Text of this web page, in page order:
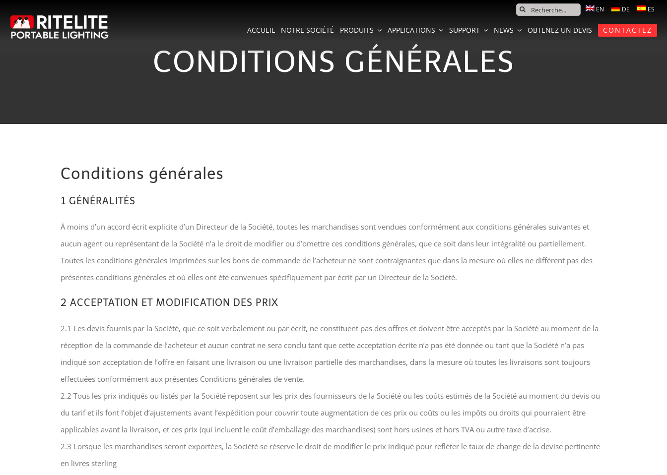
content
SEARCH
ACCUEIL NOTRE SOCIÉTÉ PRODUITS APPLICATIONS SUPPORT NEWS OBTENEZ UN DEVIS CONTACTEZ
CONDITIONS GÉNÉRALES
Conditions générales
1 GÉNÉRALITÉS
À moins d’un accord écrit explicite d’un Directeur de la Société, toutes les marchandises sont vendues conformément aux conditions générales suivantes et
aucun agent ou représentant de la Société n’a le droit de modifier ou d’omettre ces conditions générales, que ce soit dans leur intégralité ou partiellement.
Toutes les conditions générales imprimées sur les bons de commande de l’acheteur ne sont contraignantes que dans la mesure où elles ne diffèrent pas des
présentes conditions générales et où elles ont été convenues spécifiquement par écrit par un Directeur de la Société.
2 ACCEPTATION ET MODIFICATION DES PRIX
2.1 Les devis fournis par la Société, que ce soit verbalement ou par écrit, ne constituent pas des offres et doivent être acceptés par la Société au moment de la
réception de la commande de l’acheteur et aucun contrat ne sera conclu tant que cette acceptation écrite n’a pas été donnée ou tant que la Société n’a pas
indiqué son acceptation de l’offre en faisant une livraison ou une livraison partielle des marchandises, dans la mesure où toutes les livraisons sont toujours
effectuées conformément aux présentes Conditions générales de vente.
2.2 Tous les prix indiqués ou listés par la Société reposent sur les prix des fournisseurs de la Société ou les coûts estimés de la Société au moment du devis ou
du tarif et ils font l’objet d’ajustements avant l’expédition pour couvrir toute augmentation de ces prix ou coûts ou les impôts ou droits qui pourraient être
applicables avant la livraison, et ces prix (qui incluent le coût d’emballage des marchandises) sont hors usines et hors TVA ou autre taxe d’accise.
2.3 Lorsque les marchandises seront exportées, la Société se réserve le droit de modifier le prix indiqué pour refléter le taux de change de la devise pertinente
en livres sterling